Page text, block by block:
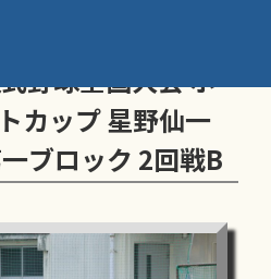
トトーナメント
野球全国大会 ポ
カップ 星野仙一
ブロック 2回戦B